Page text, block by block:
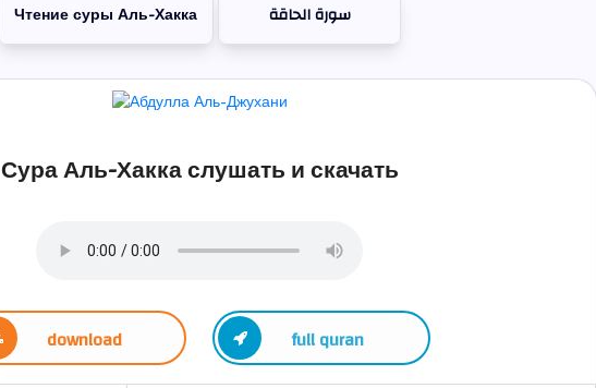
Чтение суры Аль-Хакка سورة الحاقة
Сура Аль-Хакка слушать и скачать
download full quran